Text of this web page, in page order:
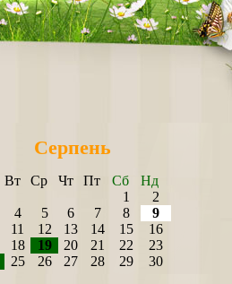
Серпень
Вт Ср Чт Пт Сб
Нд
1
2
4
5 6 7 8
9
11
12 13 14 15
16
18
19 20 21 22
23
25
26 27 28 29 30